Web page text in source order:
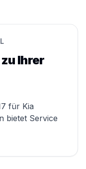
Ihrer
für Kia
bietet Service